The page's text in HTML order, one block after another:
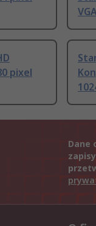
pixel
Dane